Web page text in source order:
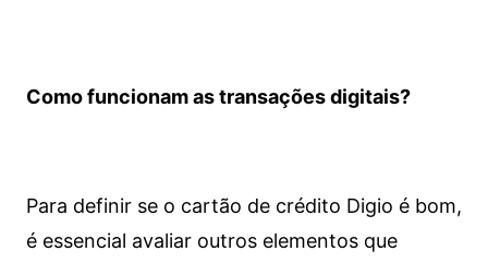
Como funcionam as transações digitais?
Para definir se o cartão de crédito Digio é bom,
é essencial avaliar outros elementos que